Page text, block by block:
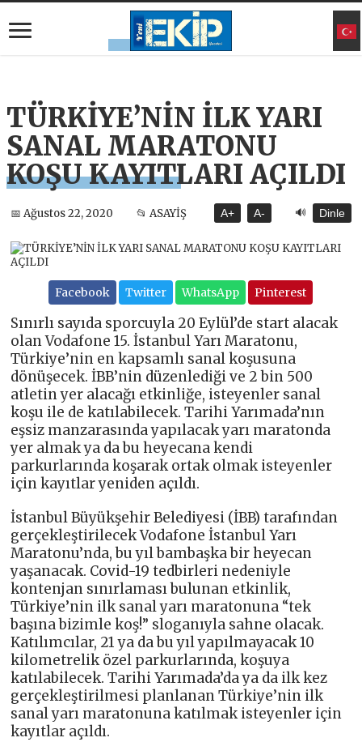
TÜRKİYE’NİN İLK YARI
SANAL MARATONU
KOŞU KAYITLARI AÇILDI
📅 Ağustos 22, 2020 📂 ASAYİŞ A+ A- 🔊 Dinle
Facebook Twitter WhatsApp Pinterest
Sınırlı sayıda sporcuyla 20 Eylül’de start alacak
olan Vodafone 15. İstanbul Yarı Maratonu,
Türkiye’nin en kapsamlı sanal koşusuna
dönüşecek. İBB’nin düzenlediği ve 2 bin 500
atletin yer alacağı etkinliğe, isteyenler sanal
koşu ile de katılabilecek. Tarihi Yarımada’nın
eşsiz manzarasında yapılacak yarı maratonda
yer almak ya da bu heyecana kendi
parkurlarında koşarak ortak olmak isteyenler
için kayıtlar yeniden açıldı.
İstanbul Büyükşehir Belediyesi (İBB) tarafından
gerçekleştirilecek Vodafone İstanbul Yarı
Maratonu’nda, bu yıl bambaşka bir heyecan
yaşanacak. Covid-19 tedbirleri nedeniyle
kontenjan sınırlaması bulunan etkinlik,
Türkiye’nin ilk sanal yarı maratonuna “tek
başına bizimle koş!” sloganıyla sahne olacak.
Katılımcılar, 21 ya da bu yıl yapılmayacak 10
kilometrelik özel parkurlarında, koşuya
katılabilecek. Tarihi Yarımada’da ya da ilk kez
gerçekleştirilmesi planlanan Türkiye’nin ilk
sanal yarı maratonuna katılmak isteyenler için
kayıtlar açıldı.